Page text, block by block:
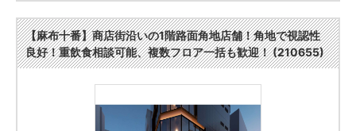
【麻布十番】商店街沿いの1階路面角地店舗！角地で視認性
良好！重飲食相談可能、複数フロア一括も歓迎！ (210655)